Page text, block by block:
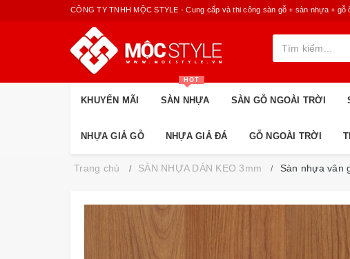
CÔNG TY TNHH MỘC STYLE - Cung cấp và thi công sàn gỗ + sàn nhựa +
KHUYẾN MÃI SÀN NHỰA
HOT
SÀN GỖ NGOÀI TRỜI
NHỰA GIẢ GỖ NHỰA GIẢ ĐÁ GỖ NGOÀI TRỜI
Trang chủ SÀN NHỰA DÁN KEO 3mm Sàn nhựa vân